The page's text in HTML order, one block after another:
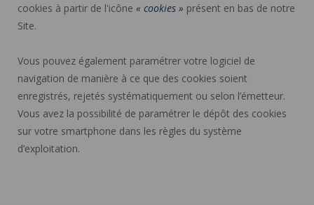
cookies à partir de l'icône « cookies » présent en bas de notre
Site.
Vous pouvez également paramétrer votre logiciel de
navigation de manière à ce que des cookies soient
enregistrés, rejetés systématiquement ou selon l’émetteur.
Vous avez la possibilité de paramétrer le dépôt des cookies
sur votre smartphone dans les règles du système
d’exploitation.